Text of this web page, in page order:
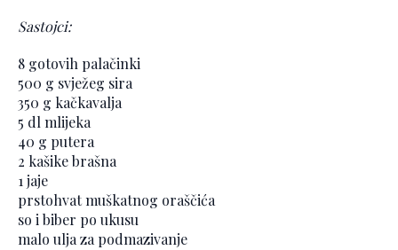
Sastojci:
8 gotovih palačinki
500 g svježeg sira
350 g kačkavalja
5 dl mlijeka
40 g putera
2 kašike brašna
1 jaje
prstohvat muškatnog oraščića
so i biber po ukusu
malo ulja za podmazivanje